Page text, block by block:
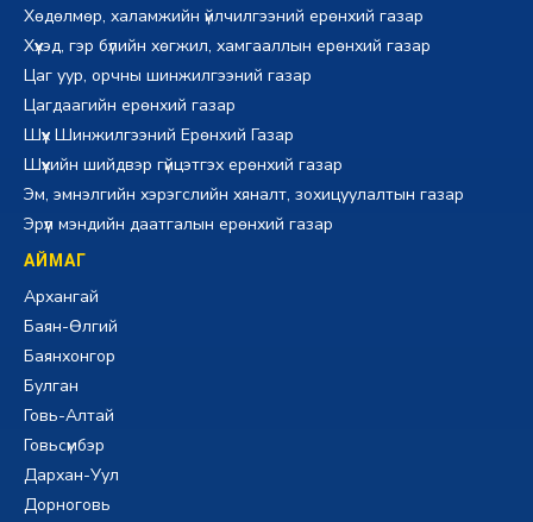
Хөдөлмөр, халамжийн үйлчилгээний ерөнхий газар
Хүүхэд, гэр бүлийн хөгжил, хамгааллын ерөнхий газар
Цаг уур, орчны шинжилгээний газар
Цагдаагийн ерөнхий газар
Шүүх Шинжилгээний Ерөнхий Газар
Шүүхийн шийдвэр гүйцэтгэх ерөнхий газар
Эм, эмнэлгийн хэрэгслийн хяналт, зохицуулалтын газар
Эрүүл мэндийн даатгалын ерөнхий газар
АЙМАГ
Архангай
Баян-Өлгий
Баянхонгор
Булган
Говь-Алтай
Говьсүмбэр
Дархан-Уул
Дорноговь